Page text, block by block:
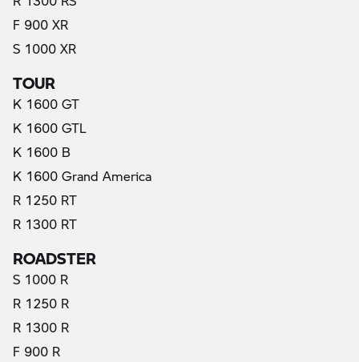
F 900 XR
S 1000 XR
TOUR
K 1600 GT
K 1600 GTL
K 1600 B
K 1600 Grand America
R 1250 RT
R 1300 RT
ROADSTER
S 1000 R
R 1250 R
R 1300 R
F 900 R